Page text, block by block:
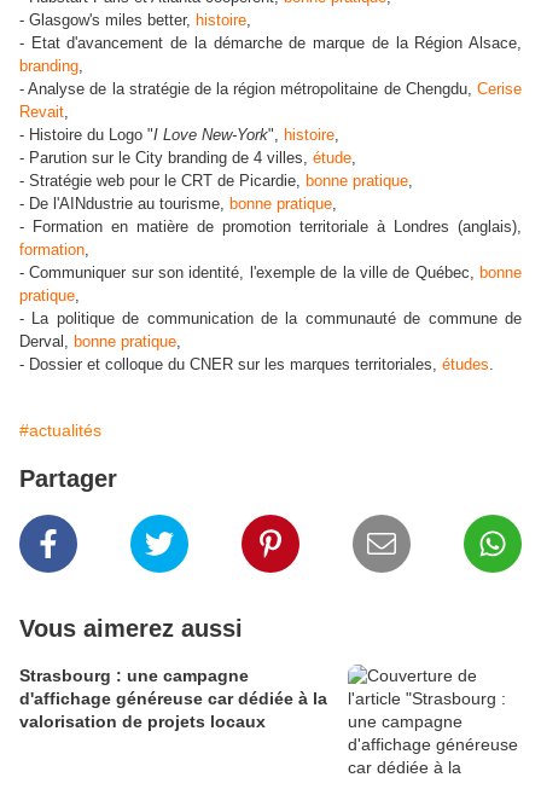
- Glasgow's miles better, histoire,
- Etat d'avancement de la démarche de marque de la Région Alsace,
branding,
- Analyse de la stratégie de la région métropolitaine de Chengdu, Cerise
Revait,
- Histoire du Logo "I Love New-York", histoire,
- Parution sur le City branding de 4 villes, étude,
- Stratégie web pour le CRT de Picardie, bonne pratique,
- De l'AINdustrie au tourisme, bonne pratique,
- Formation en matière de promotion territoriale à Londres (anglais),
formation,
- Communiquer sur son identité, l'exemple de la ville de Québec, bonne
pratique,
- La politique de communication de la communauté de commune de
Derval, bonne pratique,
- Dossier et colloque du CNER sur les marques territoriales, études.
#actualités
Partager
Vous aimerez aussi
Strasbourg : une campagne
d'affichage généreuse car dédiée à la
valorisation de projets locaux